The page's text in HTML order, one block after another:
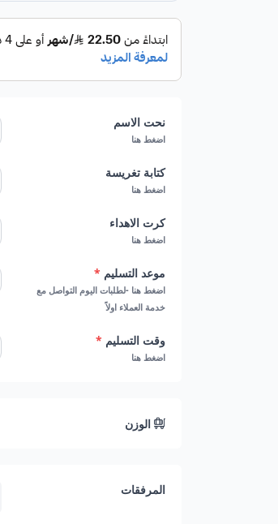
مميزات كيكة الحبحب (
كيكه فواكه طازجة: تجمع كيكة
الفراولة والتوت، ما يضمن لك
الحفلات أو التجمعات العائلية.
تصميم جذاب: تم تزيين كيكة
المنعش، مما يضفي عليها مظهرًا
مذاق منعش وطبيعي: الفواكه
كيكة الحبحب خيارًا مثاليًا في
مناسبة للعديد من المناسبات:
خيارًا مثاليًا لجميع أنواع
يمكنك الحصول على هذه الباقة
سرعة. ملحوظة: من الافضل الطلب
نحت الاسم
اضغط هنا
كتابة تغريسة
اضغط هنا
كرت الاهداء
اضغط هنا
موعد التسليم *
اضغط هنا -لطلبات اليوم التواصل مع
خدمة العملاء اولاً
وقت التسليم *
اضغط هنا
الوزن
المرفقات